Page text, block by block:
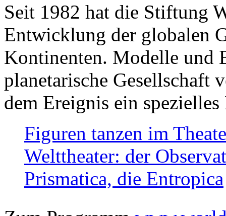
Seit 1982 hat die Stiftung
Entwicklung der globalen
Kontinenten. Modelle und
planetarische Gesellschaft
dem Ereignis ein
Figuren tanzen im
Welttheater: der
Prismatica, die Entropica